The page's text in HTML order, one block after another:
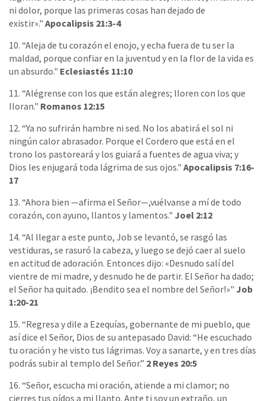
ni dolor, porque las primeras cosas han dejado de
existir»." Apocalipsis 21:3-4
10. “Aleja de tu corazón el enojo, y echa fuera de tu ser la
maldad, porque confiar en la juventud y en la flor de la vida es
un absurdo." Eclesiastés 11:10
11. “Alégrense con los que están alegres; lloren con los que
lloran." Romanos 12:15
12. “Ya no sufrirán hambre ni sed. No los abatirá el sol ni
ningún calor abrasador. Porque el Cordero que está en el
trono los pastoreará y los guiará a fuentes de agua viva; y
Dios les enjugará toda lágrima de sus ojos." Apocalipsis 7:16-
17
13. “Ahora bien —afirma el Señor—,vuélvanse a mí de todo
corazón, con ayuno, llantos y lamentos." Joel 2:12
14. “Al llegar a este punto, Job se levantó, se rasgó las
vestiduras, se rasuró la cabeza, y luego se dejó caer al suelo
en actitud de adoración. Entonces dijo: «Desnudo salí del
vientre de mi madre, y desnudo he de partir. El Señor ha dado;
el Señor ha quitado. ¡Bendito sea el nombre del Señor!»" Job
1:20-21
15. “Regresa y dile a Ezequías, gobernante de mi pueblo, que
así dice el Señor, Dios de su antepasado David: “He escuchado
tu oración y he visto tus lágrimas. Voy a sanarte, y en tres días
podrás subir al templo del Señor.” 2 Reyes 20:5
16. “Señor, escucha mi oración, atiende a mi clamor; no
cierres tus oídos a mi llanto. Ante ti soy un extraño, un